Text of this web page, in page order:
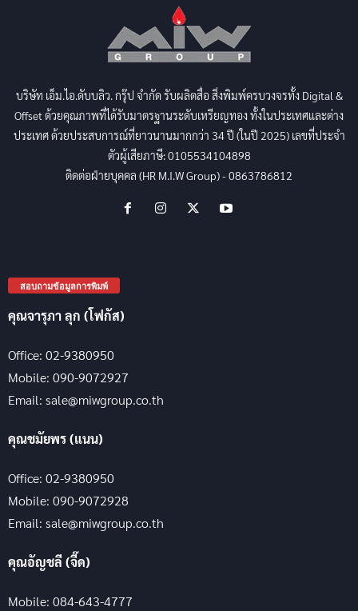
บริษัท เอ็ม.ไอ.ดับบลิว. กรุ๊ป จำกัด รับผลิตสื่อ สิ่งพิมพ์ครบวงจรทั้ง Digital &
Offset ด้วยคุณภาพที่ได้รับมาตรฐานระดับเหรียญทอง ทั้งในประเทศและต่าง
ประเทศ ด้วยประสบการณ์ที่ยาวนานมากกว่า 34 ปี (ในปี 2025) เลขที่ประจำ
ตัวผู้เสียภาษี: 0105534104898
ติดต่อฝ่ายบุคคล (HR M.I.W Group) - 0863786812
สอบถามข้อมูลการพิมพ์
คุณจารุภา ลุก (โฟกัส)
Office: 02-9380950
Mobile: 090-9072927
Email: sale@miwgroup.co.th
คุณชมัยพร (แนน)
Office: 02-9380950
Mobile: 090-9072928
Email: sale@miwgroup.co.th
คุณอัญชลี (จี๊ด)
Mobile: 084-643-4777